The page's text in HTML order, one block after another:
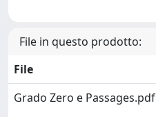
File in questo prodotto:
File
Grado Zero e Passages.pdf